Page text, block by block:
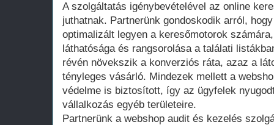
A szolgáltatás igénybevételével az online
juthatnak. Partnerünk gondoskodik arról,
optimalizált legyen a keresőmotorok
láthatósága és rangsorolása a találati
révén növekszik a konverziós ráta, azaz a
tényleges vásárló. Mindezek mellett a
védelme is biztosított, így az ügyfelek
vállalkozás egyéb területeire.
Partnerünk a webshop audit és kezelés